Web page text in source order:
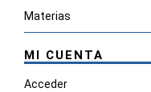
Materias
MI CUENTA
Acceder